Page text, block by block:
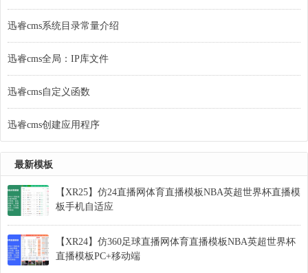
迅睿cms系统目录常量介绍
迅睿cms全局：IP库文件
迅睿cms自定义函数
迅睿cms创建应用程序
最新模板
【XR25】仿24直播网体育直播模板NBA英超世界杯直播模
板手机自适应
【XR24】仿360足球直播网体育直播模板NBA英超世界杯
直播模板PC+移动端